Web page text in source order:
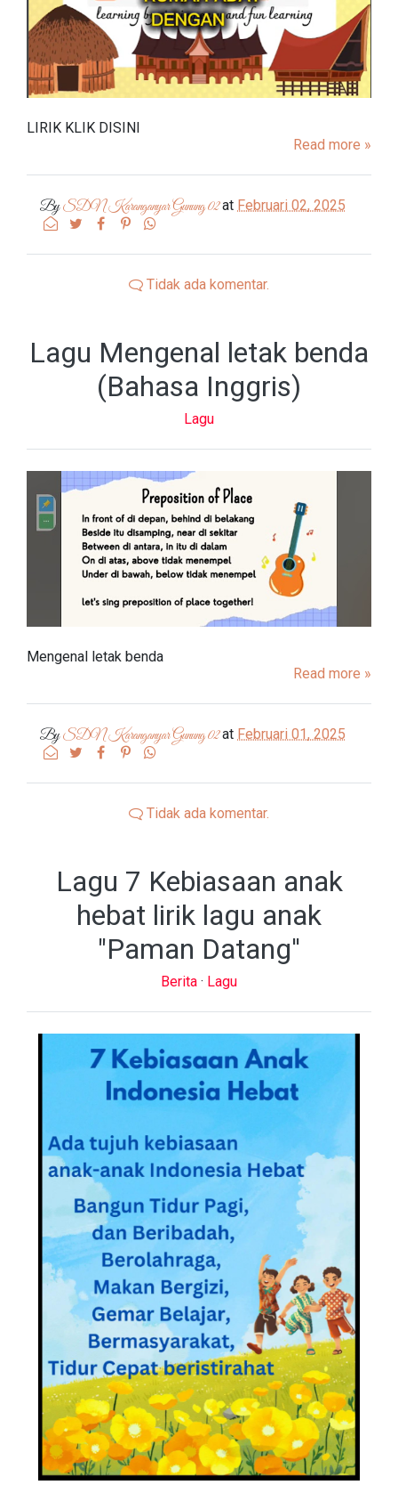
LIRIK KLIK DISINI
Read more »
BySDN Karanganyar Gunung 02at Februari 02, 2025
Tidak ada komentar.
Lagu Mengenal letak benda
(Bahasa Inggris)
Lagu
Mengenal letak benda
Read more »
BySDN Karanganyar Gunung 02at Februari 01, 2025
Tidak ada komentar.
Lagu 7 Kebiasaan anak
hebat lirik lagu anak
"Paman Datang''
Berita · Lagu